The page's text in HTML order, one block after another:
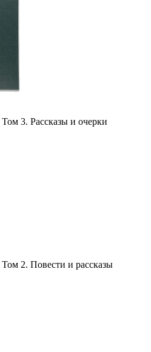
Том 3. Рассказы и очерки
Том 2. Повести и рассказы